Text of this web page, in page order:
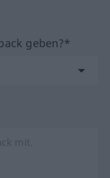
geben?*